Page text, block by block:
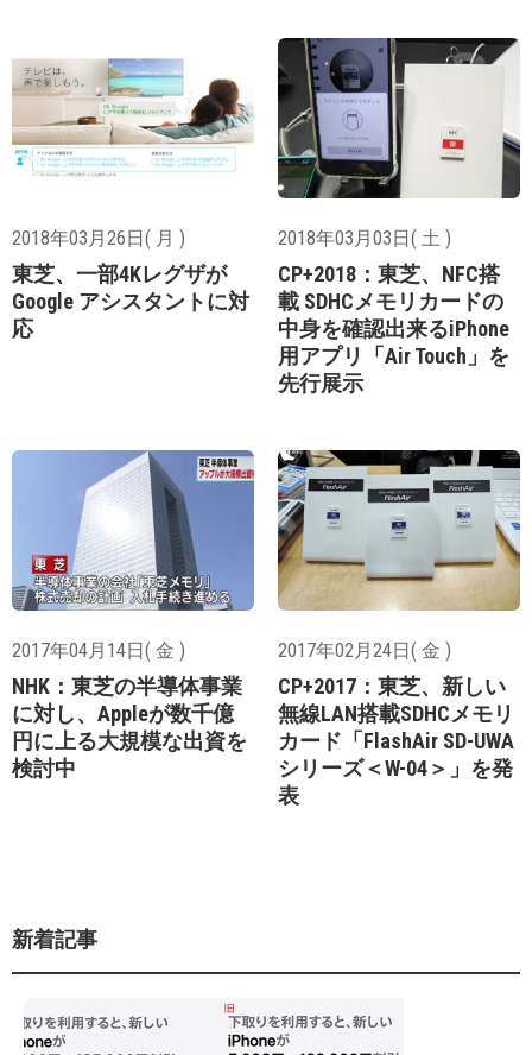
2018年03月26日( 月 )
東芝、一部4Kレグザが
Google アシスタントに対
応
2018年03月03日( 土 )
CP+2018：東芝、NFC搭
載 SDHCメモリカードの
中身を確認出来るiPhone
用アプリ「Air Touch」を
先行展示
2017年04月14日( 金 )
NHK：東芝の半導体事業
に対し、Appleが数千億
円に上る大規模な出資を
検討中
2017年02月24日( 金 )
CP+2017：東芝、新しい
無線LAN搭載SDHCメモリ
カード「FlashAir SD-UWA
シリーズ＜W-04＞」を発
表
新着記事